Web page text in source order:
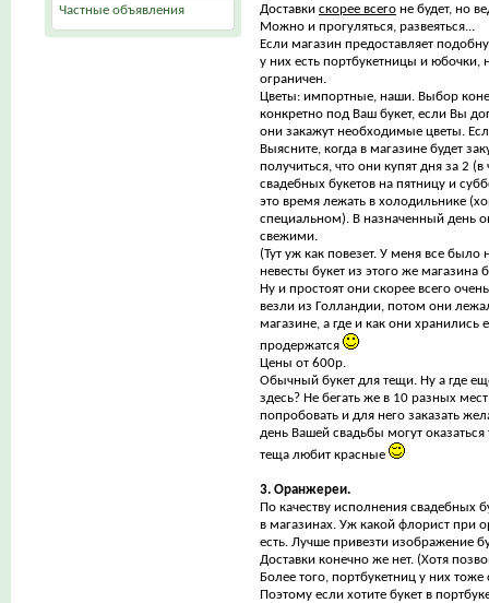
Доставки скорее всегоне будет, но
Можно и прогуляться, развеяться...
Если магазин предоставляет
у них есть портбукетницы и юбочки,
ограничен.
Цветы: импортные, наши. Выбор
конкретно под Ваш букет, если Вы
они закажут необходимые цветы.
Выясните, когда в магазине будет
получиться, что они купят дня за 2 (в
свадебных букетов на пятницу и
это время лежать в холодильнике
специальном). В назначенный день
свежими.
(Тут уж как повезет. У меня все было
невесты букет из этого же
Ну и простоят они скорее всего
везли из Голландии, потом они
магазине, а где и как они хранились
продержатся
Цены от 600р.
Обычный букет для тещи. Ну а где
здесь? Не бегать же в 10 разных
попробовать и для него заказать
день Вашей свадьбы могут
теща любит красные
3. Оранжереи.
По качеству исполнения свадебных
в магазинах. Уж какой флорист при
есть. Лучше привезти изображение
Доставки конечно же нет. (Хотя
Более того, портбукетниц у них тоже
Поэтому если хотите букет в
Частные объявления